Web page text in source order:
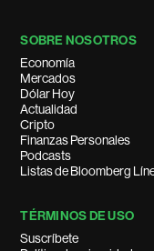
SOBRE NOSOTROS
Economía
Mercados
Dólar Hoy
Actualidad
Cripto
Finanzas Personales
Podcasts
Listas de Bloomberg
TÉRMINOS DE USO
Suscríbete